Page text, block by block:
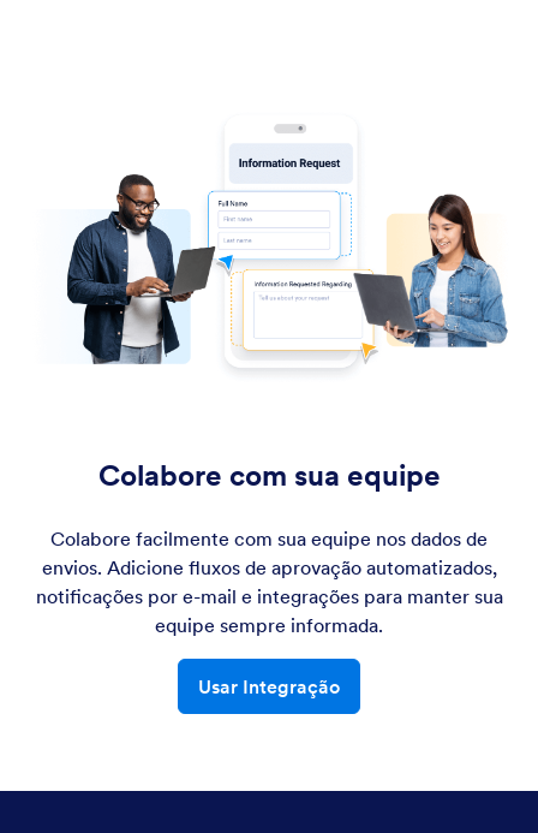
Colabore com sua equipe
Colabore facilmente com sua equipe nos dados de
envios. Adicione fluxos de aprovação automatizados,
notificações por e-mail e integrações para manter sua
equipe sempre informada.
Usar Integração